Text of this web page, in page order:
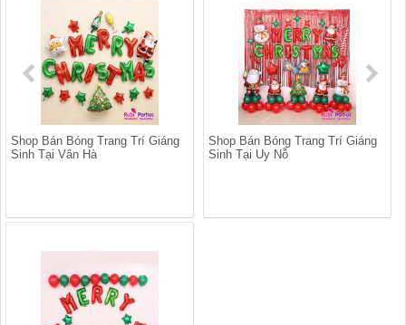
Shop Bán Bóng Trang Trí Giáng
Sinh Tại Vân Hà
Shop Bán Bóng Trang Trí Giáng
Sinh Tại Uy Nỗ